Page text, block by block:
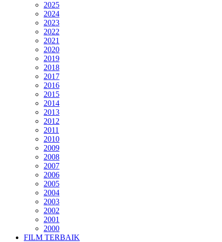
2025
2024
2023
2022
2021
2020
2019
2018
2017
2016
2015
2014
2013
2012
2011
2010
2009
2008
2007
2006
2005
2004
2003
2002
2001
2000
FILM TERBAIK